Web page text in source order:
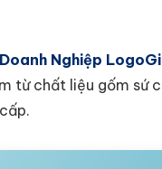
Nghiệp
từ chất liệu gốm sứ